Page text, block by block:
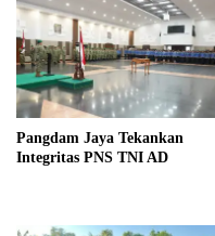
Pangdam Jaya Tekankan
Integritas PNS TNI AD